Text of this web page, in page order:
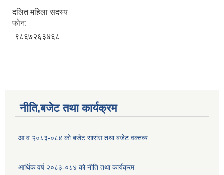
दलित महिला सदस्य
फोन:
९८६७२६३४६८
नीति,बजेट तथा कार्यक्रम
आ.व २०८३-०८४ को बजेट सारांस तथा बजेट वक्तव्य
आर्थिक वर्ष २०८३-०८४ को नीति तथा कार्यक्रम